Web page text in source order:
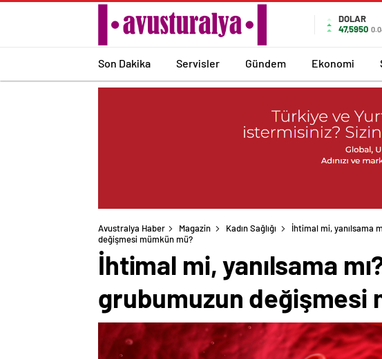
DOLAR
47,5950
Son Dakika Servisler Gündem Ekonomi
Avustralya Haber Magazin Kadın Sağlığı
İhtimal mi, yanılsama
değişmesi mümkün mü?
İhtimal mi, yanılsama
grubumuzun değişmesi